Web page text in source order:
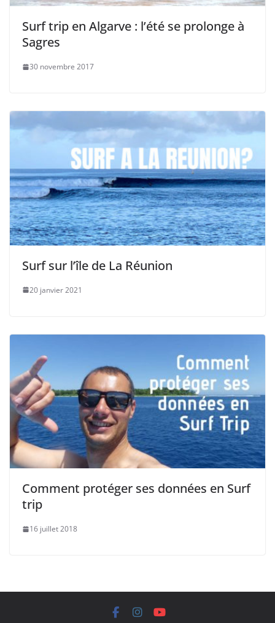
Surf trip en Algarve : l’été se prolonge à
Sagres
30 novembre 2017
Surf sur l’île de La Réunion
20 janvier 2021
Comment protéger ses données en Surf
trip
16 juillet 2018